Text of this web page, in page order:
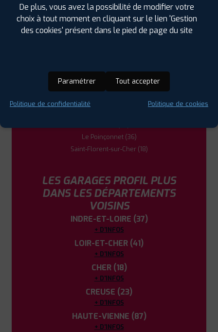
ZI DES FOSSEES RUE SIMEON RAVAUD 36500
BUZANCAIS
0254841297
+D'INFOS
PROFIL PLUSISSOUDUN
55 ROUTES DE BOURGES
PROFIL PLUSARGENTON SUR CREUSE
ROUTE DE LIMOGES 36200 ARGENTON
S/CREUSE
+D'INFOS
LA CHATRE
36400 LA CHATRE
DANS LES VILLES À PROXIMITÉ
Argenton-sur-Creuse (36)
Le Poinçonnet (36)
Saint-Florent-sur-Cher (18)
LES GARAGES PROFIL PLUS
DANS LES DÉPARTEMENTS
VOISINS
INDRE-ET-LOIRE (37)
+ D'INFOS
LOIR-ET-CHER (41)
+ D'INFOS
CHER (18)
+ D'INFOS
CREUSE (23)
+ D'INFOS
HAUTE-VIENNE (87)
+ D'INFOS
De plus, vous avez la possibilité de modifier votre
choix à tout moment en cliquant sur le lien 'Gestion
des cookies' présent dans le pied de page du site
Paramétrer Tout accepter
Politique de confidentialité Politique de cookies